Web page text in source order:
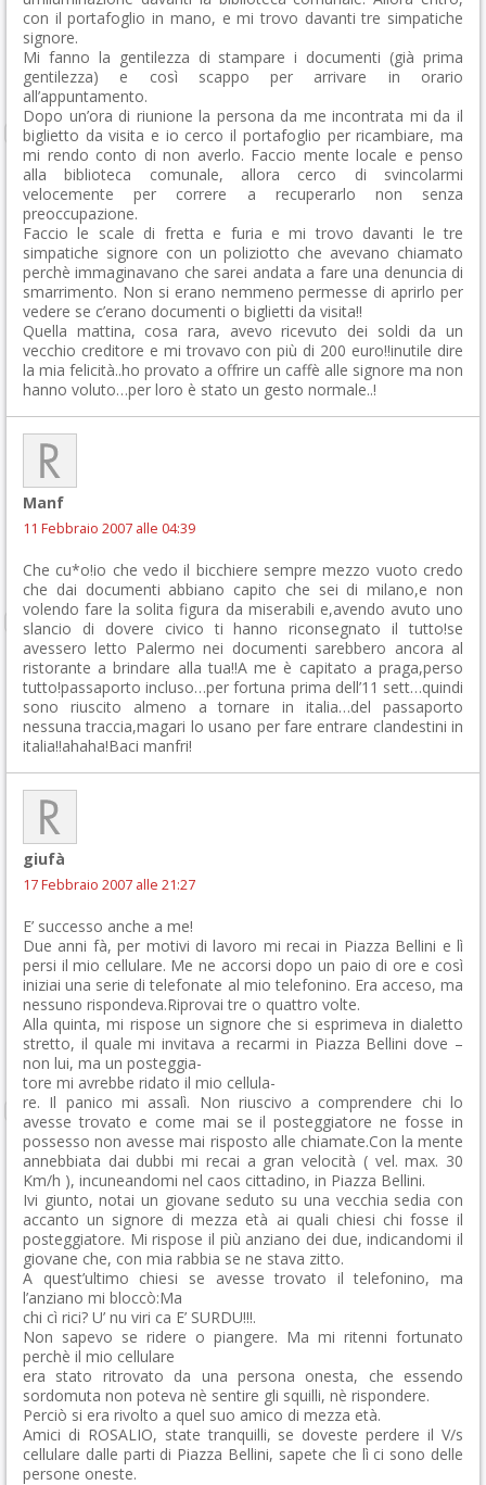
con il portafoglio in mano, e mi trovo davanti tre simpatiche
signore.
Mi fanno la gentilezza di stampare i documenti (già prima
gentilezza) e così scappo per arrivare in orario
all’appuntamento.
Dopo un’ora di riunione la persona da me incontrata mi da il
biglietto da visita e io cerco il portafoglio per ricambiare, ma
mi rendo conto di non averlo. Faccio mente locale e penso
alla biblioteca comunale, allora cerco di svincolarmi
velocemente per correre a recuperarlo non senza
preoccupazione.
Faccio le scale di fretta e furia e mi trovo davanti le tre
simpatiche signore con un poliziotto che avevano chiamato
perchè immaginavano che sarei andata a fare una denuncia di
smarrimento. Non si erano nemmeno permesse di aprirlo per
vedere se c’erano documenti o biglietti da visita!!
Quella mattina, cosa rara, avevo ricevuto dei soldi da un
vecchio creditore e mi trovavo con più di 200 euro!!inutile dire
la mia felicità..ho provato a offrire un caffè alle signore ma non
hanno voluto…per loro è stato un gesto normale..!
Manf
11 Febbraio 2007 alle 04:39
Che cu*o!io che vedo il bicchiere sempre mezzo vuoto credo
che dai documenti abbiano capito che sei di milano,e non
volendo fare la solita figura da miserabili e,avendo avuto uno
slancio di dovere civico ti hanno riconsegnato il tutto!se
avessero letto Palermo nei documenti sarebbero ancora al
ristorante a brindare alla tua!!A me è capitato a praga,perso
tutto!passaporto incluso…per fortuna prima dell’11 sett…quindi
sono riuscito almeno a tornare in italia…del passaporto
nessuna traccia,magari lo usano per fare entrare clandestini in
italia!!ahaha!Baci manfri!
giufà
17 Febbraio 2007 alle 21:27
E’ successo anche a me!
Due anni fà, per motivi di lavoro mi recai in Piazza Bellini e lì
persi il mio cellulare. Me ne accorsi dopo un paio di ore e così
iniziai una serie di telefonate al mio telefonino. Era acceso, ma
nessuno rispondeva.Riprovai tre o quattro volte.
Alla quinta, mi rispose un signore che si esprimeva in dialetto
stretto, il quale mi invitava a recarmi in Piazza Bellini dove –
non lui, ma un posteggia-
tore mi avrebbe ridato il mio cellula-
re. Il panico mi assalì. Non riuscivo a comprendere chi lo
avesse trovato e come mai se il posteggiatore ne fosse in
possesso non avesse mai risposto alle chiamate.Con la mente
annebbiata dai dubbi mi recai a gran velocità ( vel. max. 30
Km/h ), incuneandomi nel caos cittadino, in Piazza Bellini.
Ivi giunto, notai un giovane seduto su una vecchia sedia con
accanto un signore di mezza età ai quali chiesi chi fosse il
posteggiatore. Mi rispose il più anziano dei due, indicandomi il
giovane che, con mia rabbia se ne stava zitto.
A quest’ultimo chiesi se avesse trovato il telefonino, ma
l’anziano mi bloccò:Ma
chi cì rici? U’ nu viri ca E’ SURDU!!!.
Non sapevo se ridere o piangere. Ma mi ritenni fortunato
perchè il mio cellulare
era stato ritrovato da una persona onesta, che essendo
sordomuta non poteva nè sentire gli squilli, nè rispondere.
Perciò si era rivolto a quel suo amico di mezza età.
Amici di ROSALIO, state tranquilli, se doveste perdere il V/s
cellulare dalle parti di Piazza Bellini, sapete che lì ci sono delle
persone oneste.